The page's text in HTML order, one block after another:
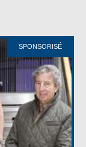
SPONSORISÉ